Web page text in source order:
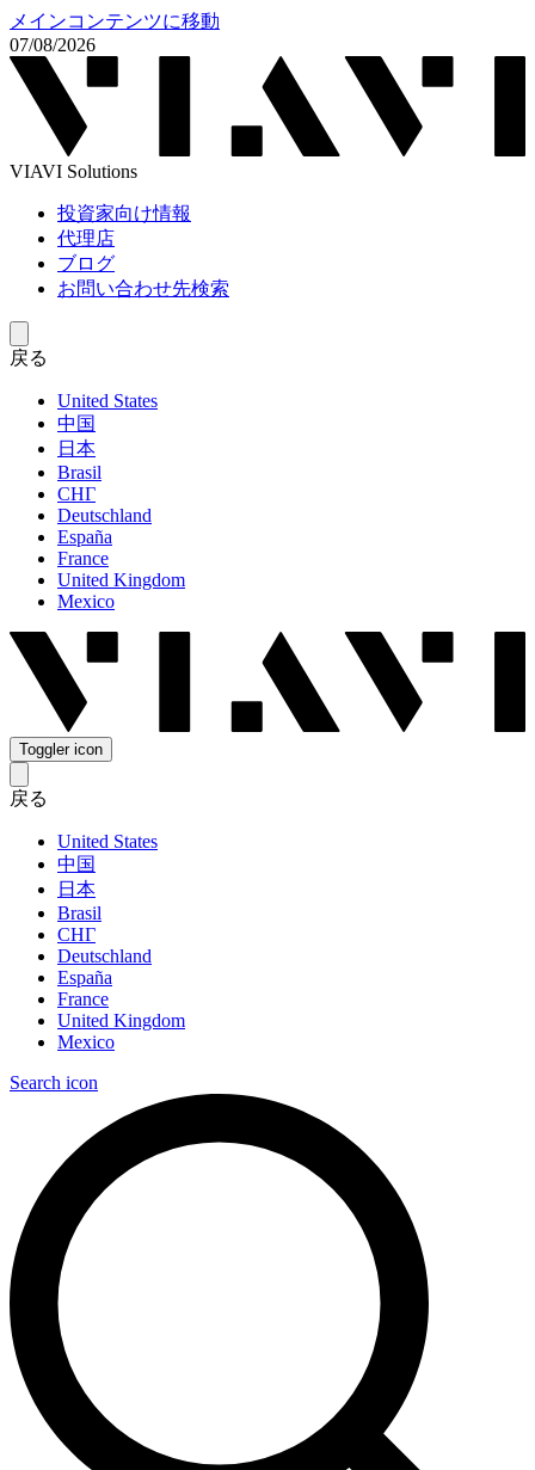
メインコンテンツに移動
07/08/2026
VIAVI Solutions
投資家向け情報
代理店
ブログ
お問い合わせ先検索
戻る
United States
中国
日本
Brasil
СНГ
Deutschland
España
France
United Kingdom
Mexico
Toggler icon
戻る
United States
中国
日本
Brasil
СНГ
Deutschland
España
France
United Kingdom
Mexico
Search icon